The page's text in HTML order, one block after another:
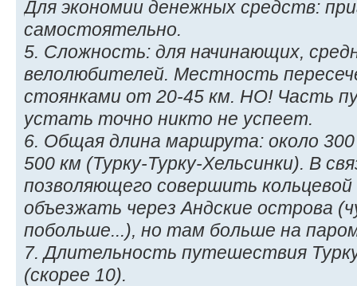
Для экономии денежных средств:
самостоятельно.
5. Сложность: для начинающих,
велолюбителей. Местность
стоянками от 20-45 км. НО! Часть
устать точно никто не успеет.
6. Общая длина маршрута: около 300
500 км (Турку-Турку-Хельсинки). В
позволяющего совершить
объезжать через Андские острова
побольше...), но там больше на
7. Длительность путешествия
(скорее 10).